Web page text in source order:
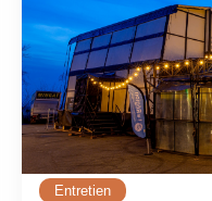
Entretien